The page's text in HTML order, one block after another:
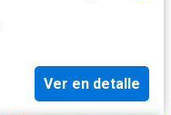
Ver en detalle